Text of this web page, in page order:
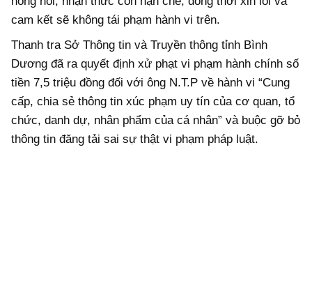
cam kết sẽ không tái phạm hành vi trên.
Thanh tra Sở Thông tin và Truyền thông tỉnh Bình
Dương đã ra quyết định xử phạt vi phạm hành chính số
tiền 7,5 triệu đồng đối với ông N.T.P về hành vi “Cung
cấp, chia sẻ thông tin xúc phạm uy tín của cơ quan, tổ
chức, danh dự, nhân phẩm của cá nhân” và buộc gỡ bỏ
thông tin đăng tải sai sự thật vi phạm pháp luật.